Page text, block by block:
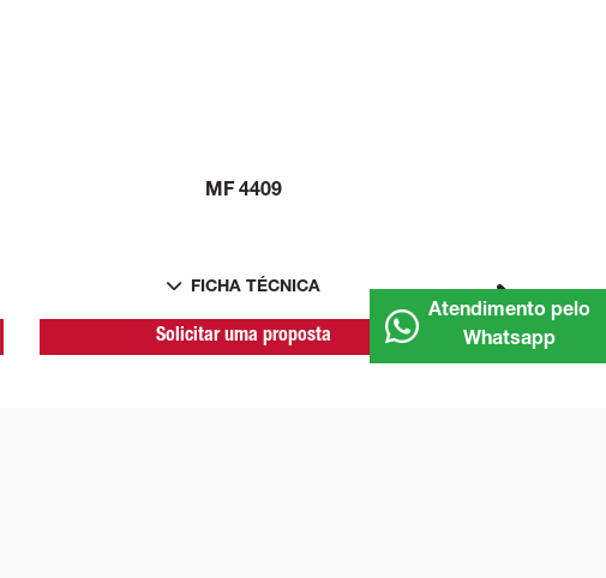
MF 4409
FICHA TÉCNICA
Solicitar uma proposta
Next
Atendimento pelo
Whatsapp